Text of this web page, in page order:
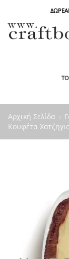
Αρχική Σελίδα
Κουφέτα